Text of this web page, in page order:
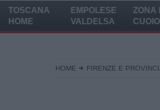
TOSCANA
HOME
EMPOLESE
VALDELSA
ZONA
CUOIO
HOME FIRENZE E